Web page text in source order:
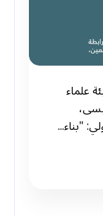
علماء
"بناء...